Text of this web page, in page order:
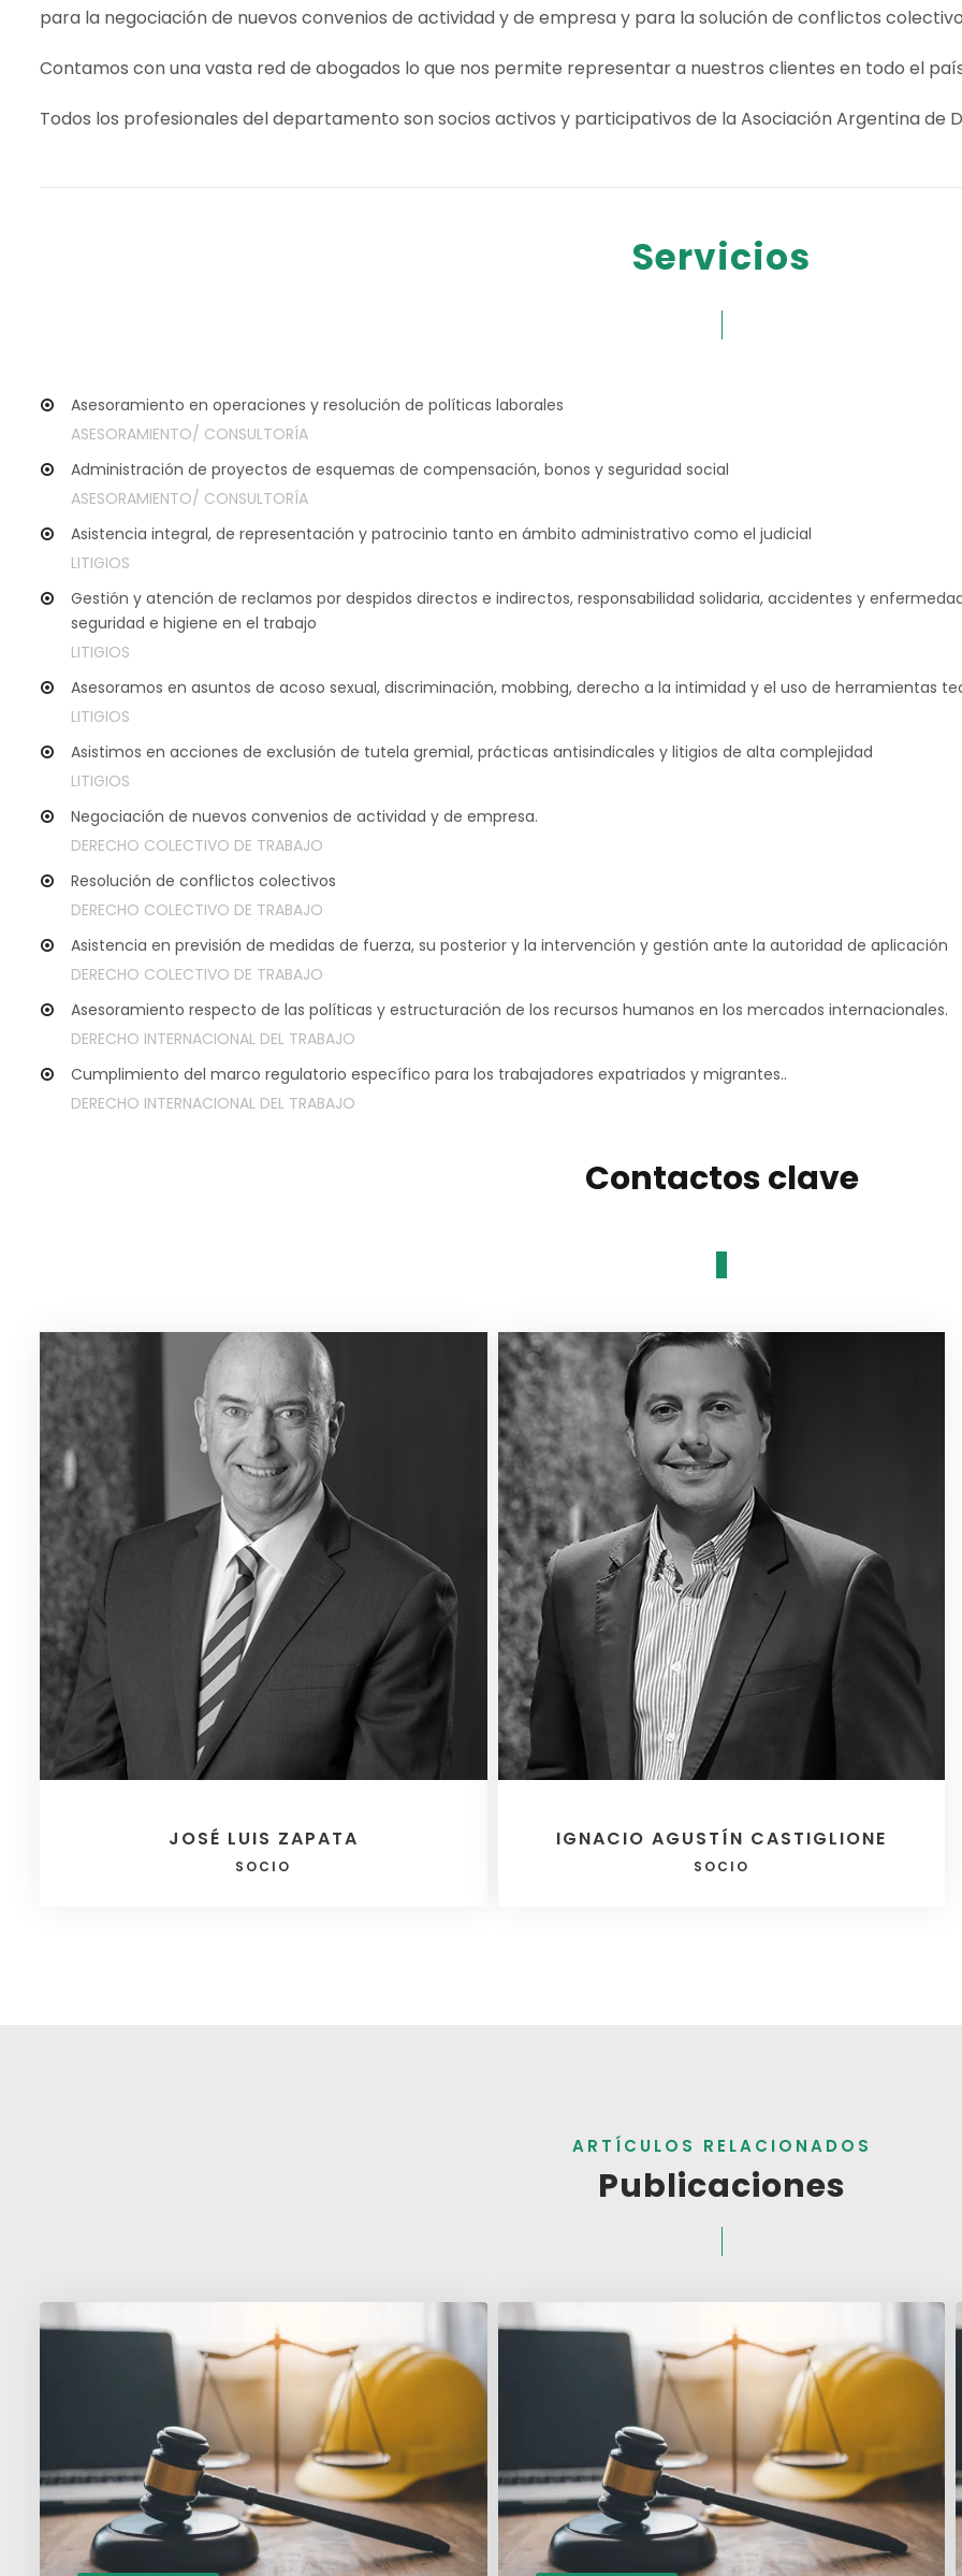
para la negociación de nuevos convenios de actividad y de empresa y para la solución de conflictos
Contamos con una vasta red de abogados lo que nos permite representar a nuestros clientes en todo el
Todos los profesionales del departamento son socios activos y participativos de la Asociación Argentina de
Servicios
Asesoramiento en operaciones y resolución de políticas laborales
ASESORAMIENTO/ CONSULTORÍA
Administración de proyectos de esquemas de compensación, bonos y seguridad social
ASESORAMIENTO/ CONSULTORÍA
Asistencia integral, de representación y patrocinio tanto en ámbito administrativo como el judicial
LITIGIOS
Gestión y atención de reclamos por despidos directos e indirectos, responsabilidad solidaria, accidentes y
seguridad e higiene en el trabajo
LITIGIOS
Asesoramos en asuntos de acoso sexual, discriminación, mobbing, derecho a la intimidad y el uso de herramientas
LITIGIOS
Asistimos en acciones de exclusión de tutela gremial, prácticas antisindicales y litigios de alta complejidad
LITIGIOS
Negociación de nuevos convenios de actividad y de empresa.
DERECHO COLECTIVO DE TRABAJO
Resolución de conflictos colectivos
DERECHO COLECTIVO DE TRABAJO
Asistencia en previsión de medidas de fuerza, su posterior y la intervención y gestión ante la autoridad de aplicación
DERECHO COLECTIVO DE TRABAJO
Asesoramiento respecto de las políticas y estructuración de los recursos humanos en los mercados internacionales.
DERECHO INTERNACIONAL DEL TRABAJO
Cumplimiento del marco regulatorio específico para los trabajadores expatriados y migrantes..
DERECHO INTERNACIONAL DEL TRABAJO
Contactos clave
JOSÉ LUIS ZAPATA
SOCIO
IGNACIO AGUSTÍN CASTIGLIONE
SOCIO
ARTÍCULOS RELACIONADOS
Publicaciones